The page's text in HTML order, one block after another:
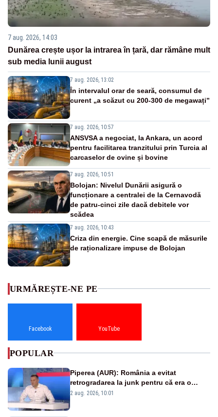
7 aug. 2026, 14:03
Dunărea crește ușor la intrarea în țară, dar rămâne mult
sub media lunii august
7 aug. 2026, 13:02
În intervalul orar de seară, consumul de
curent „a scăzut cu 200-300 de megawați”
7 aug. 2026, 10:57
ANSVSA a negociat, la Ankara, un acord
pentru facilitarea tranzitului prin Turcia al
carcaselor de ovine și bovine
7 aug. 2026, 10:51
Bolojan: Nivelul Dunării asigură o
funcționare a centralei de la Cernavodă
de patru-cinci zile dacă debitele vor
scădea
7 aug. 2026, 10:43
Criza din energie. Cine scapă de măsurile
de raționalizare impuse de Bolojan
URMĂREȘTE-NE PE
Facebook YouTube
POPULAR
Piperea (AUR): România a evitat
retrogradarea la junk pentru că era o
catastrofă pentru bănci și fondurile de
2 aug. 2026, 10:01